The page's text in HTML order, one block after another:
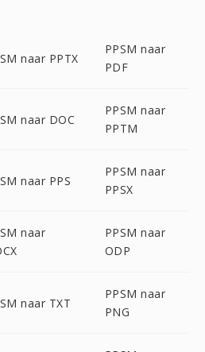
naar PPTX
PPSM naar
PDF
naar DOC
PPSM naar
PPTM
naar PPS
PPSM naar
PPSX
naar
PPSM naar
ODP
naar TXT
PPSM naar
PNG